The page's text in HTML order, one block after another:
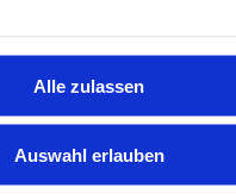
Alle zulassen
Auswahl erlauben